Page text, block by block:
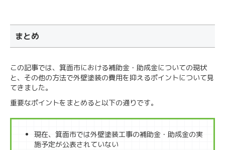
まとめ
この記事では、箕面市における補助金・助成金についての現状
と、その他の方法で外壁塗装の費用を抑えるポイントについて見
てきました。
重要なポイントをまとめると以下の通りです。
現在、箕面市では外壁塗装工事の補助金・助成金の実
施予定が公表されていない